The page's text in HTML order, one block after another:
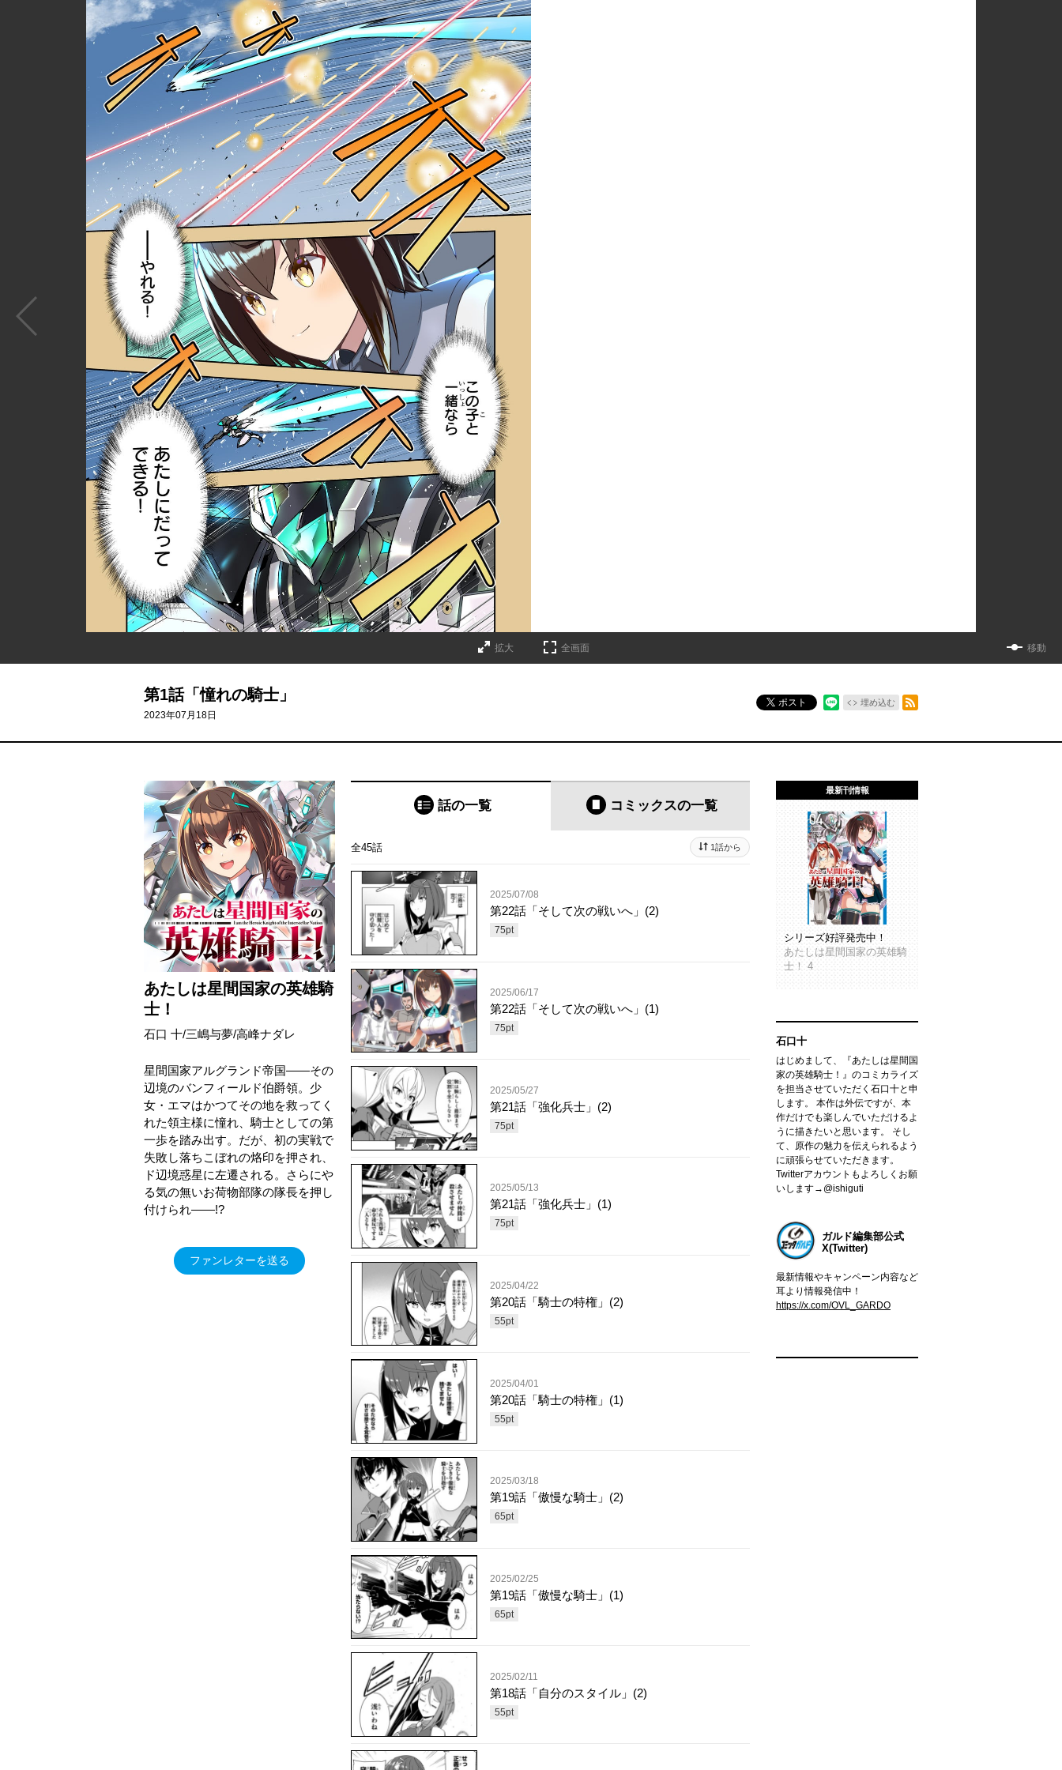
拡大 全画面 移動
第1話「憧れの騎士」
2023年07月18日
ポスト 埋め込む
あたしは星間国家の英雄騎
士！
石口 十/三嶋与夢/高峰ナダレ
星間国家アルグランド帝国――その
辺境のバンフィールド伯爵領。少
女・エマはかつてその地を救ってく
れた領主様に憧れ、騎士としての第
一歩を踏み出す。だが、初の実戦で
失敗し落ちこぼれの烙印を押され、
ド辺境惑星に左遷される。さらにや
る気の無いお荷物部隊の隊長を押し
付けられ――!?
ファンレターを送る
話の一覧 コミックスの一覧
全45話 1話から
2025/07/08
第22話「そして次の戦いへ」(2)
75pt
2025/06/17
第22話「そして次の戦いへ」(1)
75pt
2025/05/27
第21話「強化兵士」(2)
75pt
2025/05/13
第21話「強化兵士」(1)
75pt
2025/04/22
第20話「騎士の特権」(2)
55pt
2025/04/01
第20話「騎士の特権」(1)
55pt
2025/03/18
第19話「傲慢な騎士」(2)
65pt
2025/02/25
第19話「傲慢な騎士」(1)
65pt
2025/02/11
第18話「自分のスタイル」(2)
55pt
最新刊情報
シリーズ好評発売中！
あたしは星間国家の英雄騎
士！ 4
石口十
はじめまして、『あたしは星間国
家の英雄騎士！』のコミカライズ
を担当させていただく石口十と申
します。 本作は外伝ですが、本
作だけでも楽しんでいただけるよ
うに描きたいと思います。 そし
て、原作の魅力を伝えられるよう
に頑張らせていただきます。
Twitterアカウントもよろしくお願
いします→@ishiguti
ガルド編集部公式
X(Twitter)
最新情報やキャンペーン内容など
耳より情報発信中！
https://x.com/OVL_GARDO